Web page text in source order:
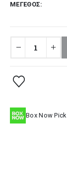
ΜΈΓΕΘΟΣ
Box Now